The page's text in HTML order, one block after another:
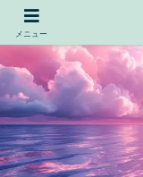
メニュー